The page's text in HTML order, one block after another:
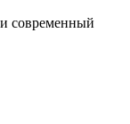
и современный